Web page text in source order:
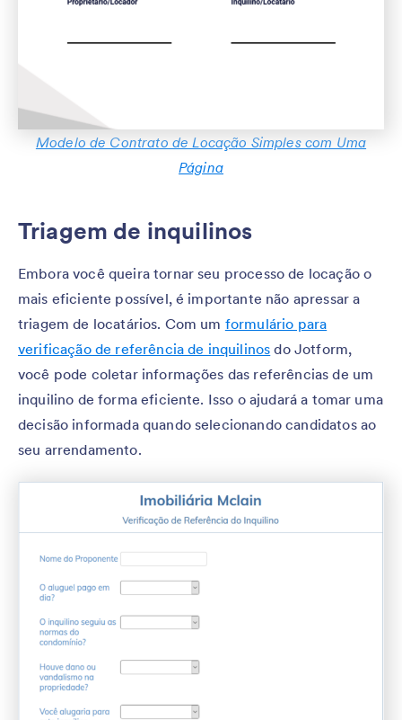
Modelo de Contrato de Locação Simples com Uma
Página
Triagem de inquilinos
Embora você queira tornar seu processo de locação o
mais eficiente possível, é importante não apressar a
triagem de locatários. Com um formulário para
verificação de referência de inquilinos do Jotform,
você pode coletar informações das referências de um
inquilino de forma eficiente. Isso o ajudará a tomar uma
decisão informada quando selecionando candidatos ao
seu arrendamento.